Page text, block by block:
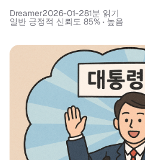
Dreamer2026-01-281분 읽기
일반 긍정적 신뢰도 85% · 높음